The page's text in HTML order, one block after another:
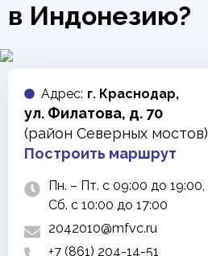
в Индонезию?
Адреc: г. Краснодар,
ул. Филатова, д. 70
(район Северных мостов)
Построить маршрут
Пн. – Пт. с 09:00 до 19:00,
Сб. с 10:00 до 17:00
2042010@mfvc.ru
+7 (861) 204-14-51